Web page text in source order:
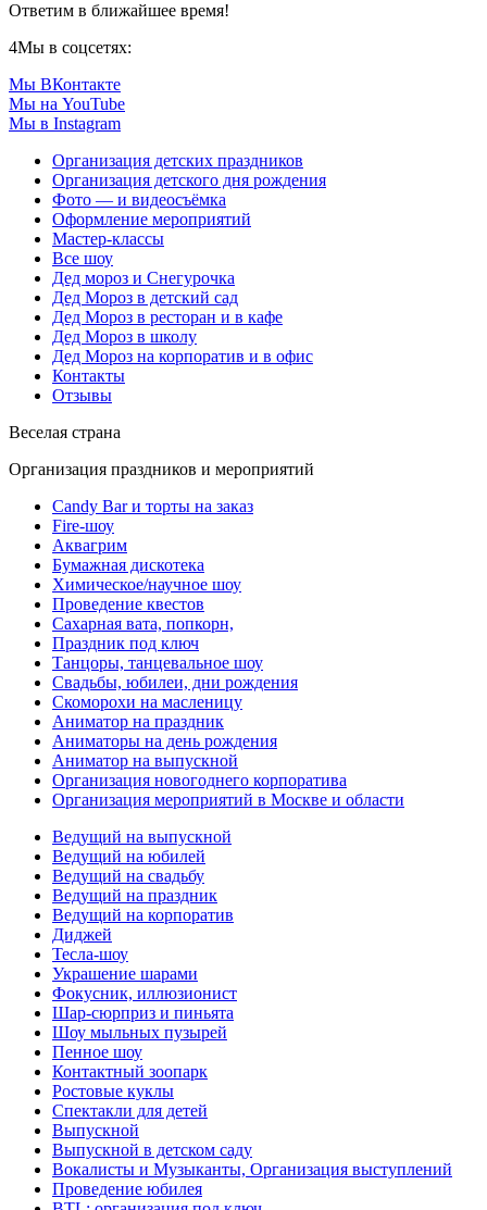
Ответим в ближайшее время!
4Мы в соцсетях:
Мы ВКонтакте
Мы на YouTube
Мы в Instagram
Организация детских праздников
Организация детского дня рождения
Фото — и видеосъёмка
Оформление мероприятий
Мастер-классы
Все шоу
Дед мороз и Снегурочка
Дед Мороз в детский сад
Дед Мороз в ресторан и в кафе
Дед Мороз в школу
Дед Мороз на корпоратив и в офис
Контакты
Отзывы
Веселая страна
Организация праздников и мероприятий
Candy Bar и торты на заказ
Fire-шоу
Аквагрим
Бумажная дискотека
Химическое/научное шоу
Проведение квестов
Сахарная вата, попкорн,
Праздник под ключ
Танцоры, танцевальное шоу
Свадьбы, юбилеи, дни рождения
Скоморохи на масленицу
Аниматор на праздник
Аниматоры на день рождения
Аниматор на выпускной
Организация новогоднего корпоратива
Организация мероприятий в Москве и области
Ведущий на выпускной
Ведущий на юбилей
Ведущий на свадьбу
Ведущий на праздник
Ведущий на корпоратив
Диджей
Тесла-шоу
Украшение шарами
Фокусник, иллюзионист
Шар-сюрприз и пиньята
Шоу мыльных пузырей
Пенное шоу
Контактный зоопарк
Ростовые куклы
Спектакли для детей
Выпускной
Выпускной в детском саду
Вокалисты и Музыканты, Организация выступлений
Проведение юбилея